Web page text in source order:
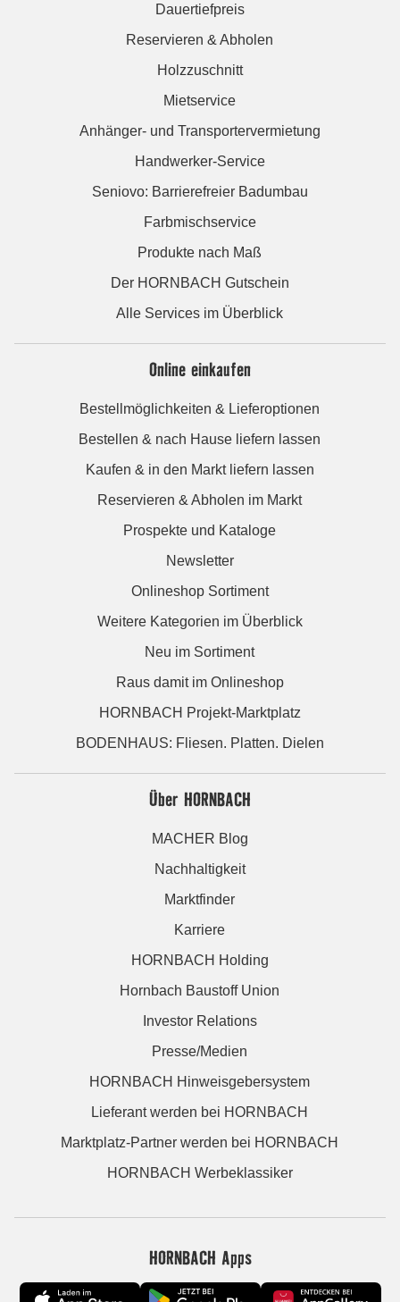
Dauertiefpreis
Reservieren & Abholen
Holzzuschnitt
Mietservice
Anhänger- und Transportervermietung
Handwerker-Service
Seniovo: Barrierefreier Badumbau
Farbmischservice
Produkte nach Maß
Der HORNBACH Gutschein
Alle Services im Überblick
Online einkaufen
Bestellmöglichkeiten & Lieferoptionen
Bestellen & nach Hause liefern lassen
Kaufen & in den Markt liefern lassen
Reservieren & Abholen im Markt
Prospekte und Kataloge
Newsletter
Onlineshop Sortiment
Weitere Kategorien im Überblick
Neu im Sortiment
Raus damit im Onlineshop
HORNBACH Projekt-Marktplatz
BODENHAUS: Fliesen. Platten. Dielen
Über HORNBACH
MACHER Blog
Nachhaltigkeit
Marktfinder
Karriere
HORNBACH Holding
Hornbach Baustoff Union
Investor Relations
Presse/Medien
HORNBACH Hinweisgebersystem
Lieferant werden bei HORNBACH
Marktplatz-Partner werden bei HORNBACH
HORNBACH Werbeklassiker
HORNBACH Apps